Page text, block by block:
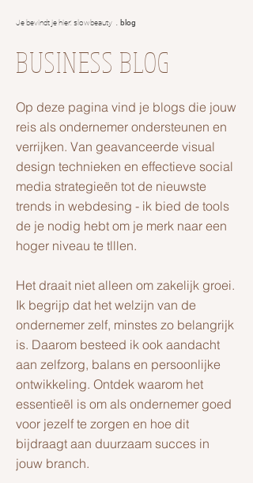
Je bevindt je hier: slowbeauty blog
BUSINESS BLOG
Op deze pagina vind je blogs die jouw
reis als ondernemer ondersteunen en
verrijken. Van geavanceerde visual
design technieken en effectieve social
media strategieën tot de nieuwste
trends in webdesing - ik bied de tools
de je nodig hebt om je merk naar een
hoger niveau te tlllen.
Het draait niet alleen om zakelijk groei.
Ik begrijp dat het welzijn van de
ondernemer zelf, minstes zo belangrijk
is. Daarom besteed ik ook aandacht
aan zelfzorg, balans en persoonlijke
ontwikkeling. Ontdek waarom het
essentieël is om als ondernemer goed
voor jezelf te zorgen en hoe dit
bijdraagt aan duurzaam succes in
jouw branch.